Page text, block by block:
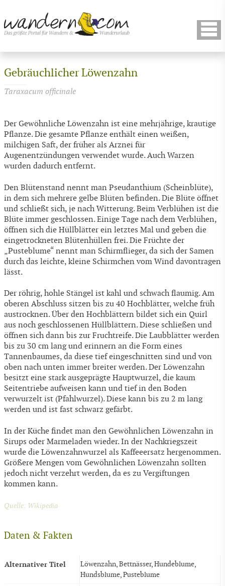
Gebräuchlicher Löwenzahn
Taraxacum officinale
Der Gewöhnliche Löwenzahn ist eine mehrjährige, krautige
Pflanze. Die gesamte Pflanze enthält einen weißen,
milchigen Saft, der früher als Arznei für
Augenentzündungen verwendet wurde. Auch Warzen
wurden dadurch entfernt.
Den Blütenstand nennt man Pseudanthium (Scheinblüte),
in dem sich mehrere gelbe Blüten befinden. Die Blüte öffnet
und schließt sich, je nach Witterung. Beim Verblühen ist die
Blüte immer geschlossen. Einige Tage nach dem Verblühen,
öffnen sich die Hüllblätter ein letztes Mal und geben die
eingetrockneten Blütenhüllen frei. Die Früchte der
„Pusteblume“ nennt man Schirmflieger, da sich der Samen
durch das leichte, kleine Schirmchen vom Wind davontragen
lässt.
Der röhrig, hohle Stängel ist kahl und schwach flaumig. Am
oberen Abschluss sitzen bis zu 40 Hochblätter, welche früh
austrocknen. Über den Hochblättern bildet sich ein Quirl
aus noch geschlossenen Hüllblättern. Diese schließen und
öffnen sich dann bis zur Fruchtreife. Die Laubblätter werden
bis zu 30 cm lang und erinnern an die Form eines
Tannenbaumes, da diese tief eingeschnitten sind und von
oben nach unten immer breiter werden. Der Löwenzahn
besitzt eine stark ausgeprägte Hauptwurzel, die kaum
Seitentriebe aufweisen kann und tief in den Boden
verwurzelt ist (Pfahlwurzel). Diese kann bis zu 2 m lang
werden und ist fast schwarz gefärbt.
In der Küche findet man den Gewöhnlichen Löwenzahn in
Sirups oder Marmeladen wieder. In der Nachkriegszeit
wurde die Löwenzahnwurzel als Kaffeeersatz hergenommen.
Größere Mengen vom Gewöhnlichen Löwenzahn sollten
jedoch nicht verzehrt werden, da es zu Vergiftungen
kommen kann.
Quelle: Wikipedia
Daten & Fakten
Alternativer Titel
Löwenzahn, Bettnässer, Hundeblume,
Hundsblume, Pusteblume